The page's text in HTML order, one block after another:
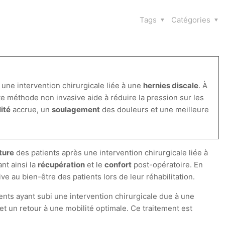
Catégories
Tags
intervention chirurgicale liée à une hernies discale. À
méthode non invasive aide à réduire la pression sur les
accrue, unsoulagement des douleurs et une meilleure
des patients après une intervention chirurgicale liée à
ainsi la récupération et leconfort post-opératoire. En
au bien-être des patients lors de leur réhabilitation.
ayant subi une intervention chirurgicale due à une
un retour à une mobilité optimale. Ce traitement est